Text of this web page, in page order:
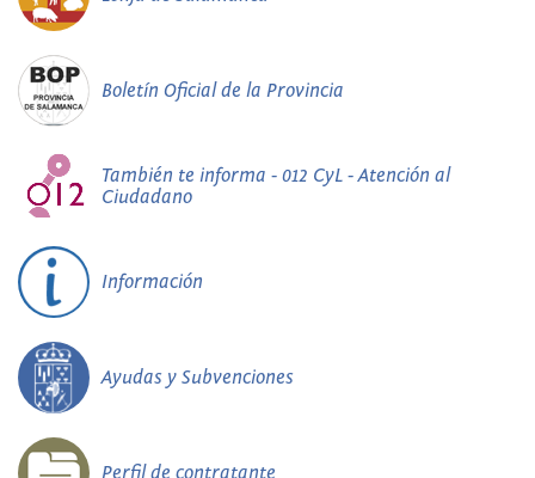
Boletín Oficial de la Provincia
También te informa - 012 CyL - Atención al
Ciudadano
Información
Ayudas y Subvenciones
Perfil de contratante